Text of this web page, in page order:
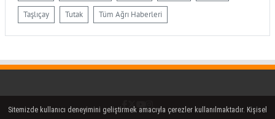
Taşlıçay Tutak Tüm Ağrı Haberleri
Facebook
Twitter (X)
YouTube
Instagram
Sitemizde kullanıcı deneyimini geliştirmek amacıyla çerezler kullanılmaktadır. Kişisel